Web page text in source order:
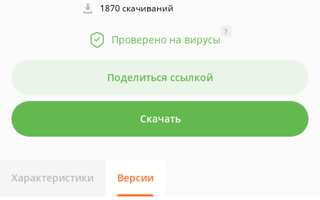
1870 скачиваний
Проверено на вирусы
?
Поделиться ссылкой
Скачать
Характеристики Версии